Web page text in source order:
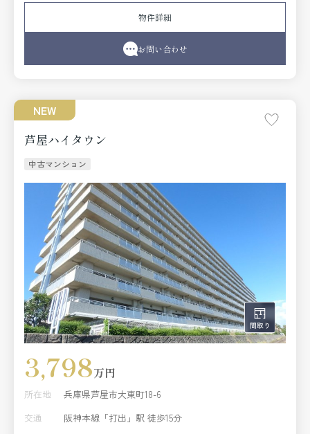
《2026年7月改装リフォーム内容》
●設備取替〔システムキッチン（食洗機付）、ユニットバ
ス（暖房乾燥機付）、トイレ、洗面化粧台〕●クロス全面
張替●フローリング全面張替●建具交換 他
物件詳細
お問い合わせ
NEW
芦屋ハイタウン
中古マンション
3,798万円
所在地
兵庫県芦屋市大東町18-6
交通
阪神本線「打出」駅 徒歩15分